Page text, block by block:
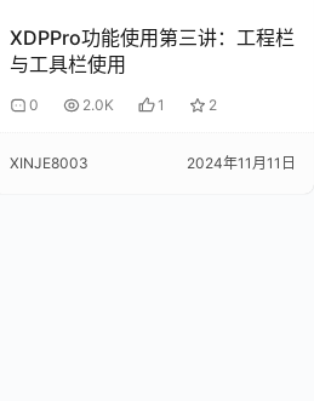
XDPPro功能使用第三讲：工程栏
与工具栏使用
0 2.0K 1 2
XINJE8003 2024年11月11日